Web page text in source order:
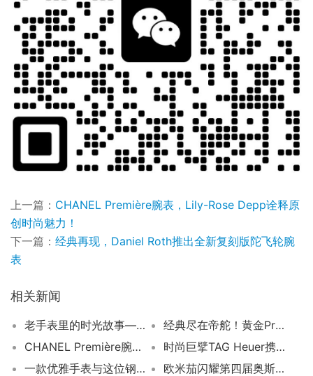
上一篇： CHANEL Première腕表，Lily-Rose Depp诠释原
创时尚魅力！
下一篇： 经典再现，Daniel Roth推出全新复刻版陀飞轮腕
表
相关新闻
老手表里的时光故事—回忆40多年前的乡村小学
经典尽在帝舵！黄金Prince计时表自制连机芯
CHANEL Première腕表，Lily-Rose Depp诠释原创时尚魅力！
时尚巨擘TAG Heuer携手Netflix，Ryan Gosling领衔主演
一款优雅手表与这位钢琴家共鸣
欧米茄闪耀第四届奥斯卡电影博物馆盛典